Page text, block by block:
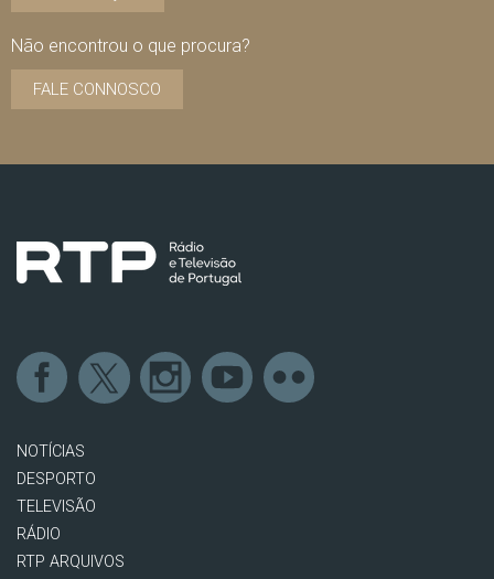
Não encontrou o que procura?
FALE CONNOSCO
NOTÍCIAS
DESPORTO
TELEVISÃO
RÁDIO
RTP ARQUIVOS